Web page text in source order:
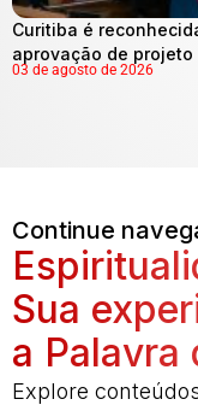
Curitiba é
aprovação de
03 de agosto de 2026
Continue
Sua
a Palavra
Explore